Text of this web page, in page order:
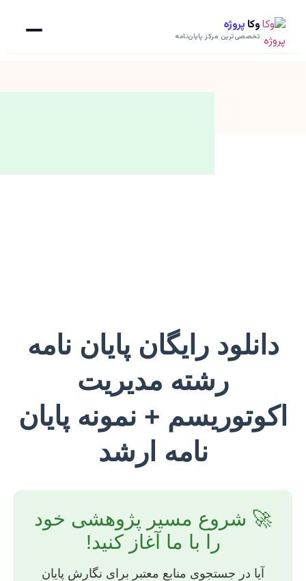
وکا پروژه
تخصصی‌ترین مرکز پایان‌نامه
دانلود رایگان پایان نامه
رشته مدیریت
اکوتوریسم + نمونه پایان
نامه ارشد
🚀 شروع مسیر پژوهشی خود
را با ما آغاز کنید!
آیا در جستجوی منابع معتبر برای نگارش پایان